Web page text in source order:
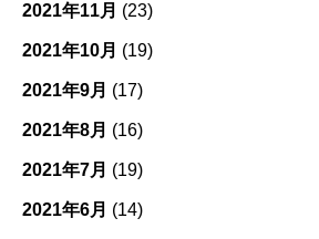
2021年11月 (23)
2021年10月 (19)
2021年9月 (17)
2021年8月 (16)
2021年7月 (19)
2021年6月 (14)